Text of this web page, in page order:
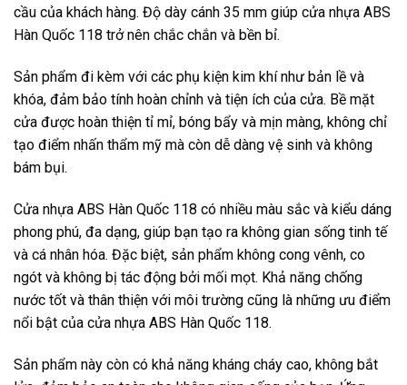
cầu của khách hàng. Độ dày cánh 35 mm giúp cửa nhựa ABS
Hàn Quốc 118 trở nên chắc chắn và bền bỉ.
Sản phẩm đi kèm với các phụ kiện kim khí như bản lề và
khóa, đảm bảo tính hoàn chỉnh và tiện ích của cửa. Bề mặt
cửa được hoàn thiện tỉ mỉ, bóng bẩy và mịn màng, không chỉ
tạo điểm nhấn thẩm mỹ mà còn dễ dàng vệ sinh và không
bám bụi.
Cửa nhựa ABS Hàn Quốc 118 có nhiều màu sắc và kiểu dáng
phong phú, đa dạng, giúp bạn tạo ra không gian sống tinh tế
và cá nhân hóa. Đặc biệt, sản phẩm không cong vênh, co
ngót và không bị tác động bởi mối mọt. Khả năng chống
nước tốt và thân thiện với môi trường cũng là những ưu điểm
nổi bật của cửa nhựa ABS Hàn Quốc 118.
Sản phẩm này còn có khả năng kháng cháy cao, không bắt